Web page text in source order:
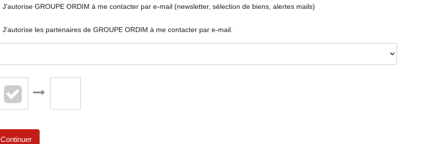
J'autorise GROUPE ORDIM à me contacter par e-mail (newsletter, sélection de biens, alertes mails)
J'autorise les partenaires de GROUPE ORDIM à me contacter par e-mail.
Continuer